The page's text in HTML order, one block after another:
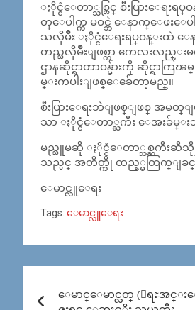
ႏိုင္ငံေတာ္သစ္တြင္ စီးပြားေရး
တ္ေပါက္က မဝင္ဘဲ ေနာက္ေဖးေ
သလိုမ်ိဳး ႏိုင္ငံေရးရပ္ဝန္းထဲ ေ
တည္သလိုမ်ိဳးျဖစ္ကာ ကေလးလည္
ဌာနဆိုင္ရာတာဝန္မ်ားကို ဆိုင္ရာ
မ္းကပါးျဖစ္ေခ်ေတာ့မည္။
စီးပြားေရးဘဲျဖစ္ျဖစ္ အမတ္
သာ ႏိုင္ငံေတာ္ႀကီး ေအးခ်မ္
မည္သူမဆို ႏိုင္ငံေတာ္သစ္ႀကီးဆီသို
သည္ပင္ အတိတ္ကို ထည့္မတြက္ျခ
ေမာင္လူေရး
Tags: ေမာင္လူေရး
ေမာင္ေမာင္လတ္ (ေရႊအင္